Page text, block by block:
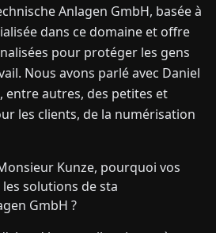
Anlagen GmbH, basée à
dans ce domaine et offre
pour protéger les gens
Nous avons parlé avec Daniel
entre autres, des petites et
les clients, de la numérisation
Kunze, pourquoi vos
solutions de sta
GmbH ?